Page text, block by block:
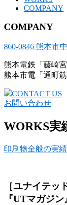
COMPANY
COMPANY
860-0846 熊本市
熊本電鉄「藤崎
熊本市電「通町
CONTACT US
お問い合わせ
WORKS実
印刷物全般の実
［ユナイテッ
『UTマガジ